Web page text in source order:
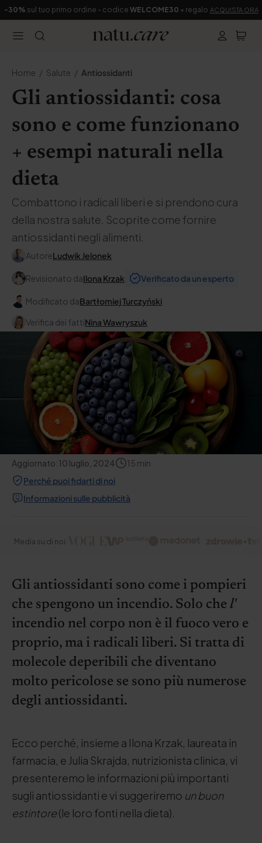
-30% sul tuo primo ordine - codice WELCOME30 + regalo ACQUISTA ORA
Home Salute Antiossidanti
Gli antiossidanti: cosa
sono e come funzionano
+ esempi naturali nella
dieta
Combattono i radicali liberi e si prendono cura
della nostra salute. Scoprite come fornire
antiossidanti negli alimenti.
AutoreLudwik Jelonek
Revisionato daIlona Krzak Verificato da un esperto
Modificato daBartłomiej Turczyński
Verifica dei fattiNina Wawryszuk
Aggiornato:10 luglio, 2024 15 min
Perché puoi fidarti di noi
Informazioni sulle pubblicità
Media su di noi:
Gli antiossidanti sono come i pompieri
che spengono un incendio. Solo che l'
incendio nel corpo non è il fuoco vero e
proprio, ma i radicali liberi. Si tratta di
molecole deperibili che diventano
molto pericolose se sono più numerose
degli antiossidanti.
Ecco perché, insieme a Ilona Krzak, laureata in
farmacia, e Julia Skrajda, nutrizionista clinica, vi
presenteremo le informazioni più importanti
sugli antiossidanti e vi suggeriremo un buon
estintore(le loro fonti nella dieta).